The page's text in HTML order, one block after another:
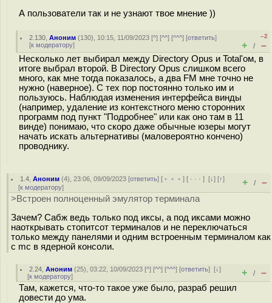
А пользователи так и не узнают твое мнение ))
2.130 ,Аноним (130), 10:15, 11/09/2023 [^] [^^] [^^^] [ответить]
[к модератору]
–2
+ / –
Несколько лет выбирал между Directory Opus и Total'ом, в
итоге выбрал второй. В Directory Opus слишком всего
много, как мне тогда показалось, а два FM мне точно не
нужно (наверное). С тех пор постоянно только им и
пользуюсь. Наблюдая изменения интерфейса винды
(например, удаление из контекстного меню сторонних
программ под пункт "Подробнее" или как оно там в 11
винде) понимаю, что скоро даже обычные юзеры могут
начать искать альтернативы (маловероятно кончено)
проводнику.
1.4 ,Аноним (4), 23:06, 09/09/2023 [ответить] [ ﹢﹢﹢] [ · · ·][↓] [↑]
[к модератору] + / –
>Встроен полноценный эмулятор терминала
Зачем? Сабж ведь только под иксы, а под иксами можно
наоткрывать стопитсот терминалов и не переключаться
только между панелями и одним встроенным терминалом как
с mc в ядерной консоли.
2.24 ,Аноним (25), 03:22, 10/09/2023 [^] [^^] [^^^] [ответить][↓]
[к модератору] + / –
Там, кажется, что-то такое уже было, разраб решил
довести до ума.